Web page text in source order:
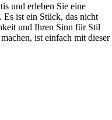
und erleben Sie eine
ist ein Stück, das nicht
und Ihren Sinn für Stil
ist einfach mit dieser